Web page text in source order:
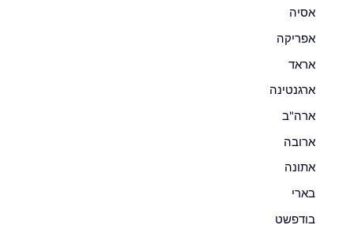
אסיה
אפריקה
אראד
ארגנטינה
ארה"ב
ארובה
אתונה
בארי
בודפשט